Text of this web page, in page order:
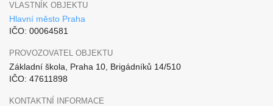
VLASTNÍK OBJEKTU
Hlavní město Praha
IČO: 00064581
PROVOZOVATEL OBJEKTU
Základní škola, Praha 10, Brigádníků 14/510
IČO: 47611898
KONTAKTNÍ INFORMACE